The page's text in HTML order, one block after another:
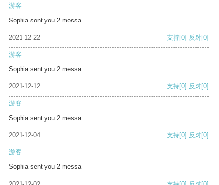
游客
Sophia sent you 2 messa
2021-12-22 支持[0] 反对[0]
游客
Sophia sent you 2 messa
2021-12-12 支持[0] 反对[0]
游客
Sophia sent you 2 messa
2021-12-04 支持[0] 反对[0]
游客
Sophia sent you 2 messa